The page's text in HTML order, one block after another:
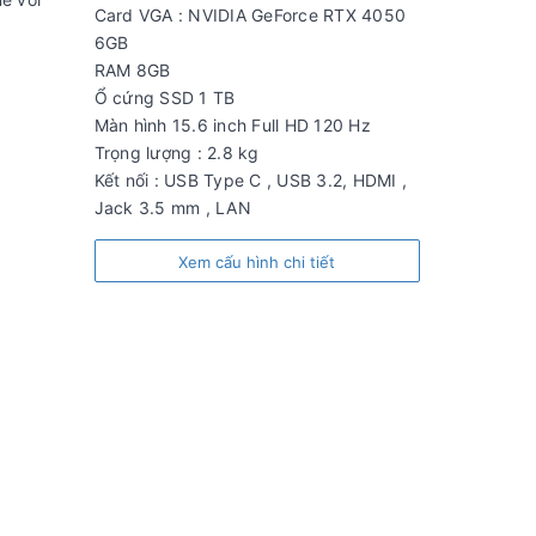
Card VGA : NVIDIA GeForce RTX 4050
6GB
RAM 8GB
Ổ cứng SSD 1 TB
Màn hình 15.6 inch Full HD 120 Hz
Trọng lượng : 2.8 kg
Kết nối : USB Type C , USB 3.2, HDMI ,
Jack 3.5 mm , LAN
Xem cấu hình chi tiết